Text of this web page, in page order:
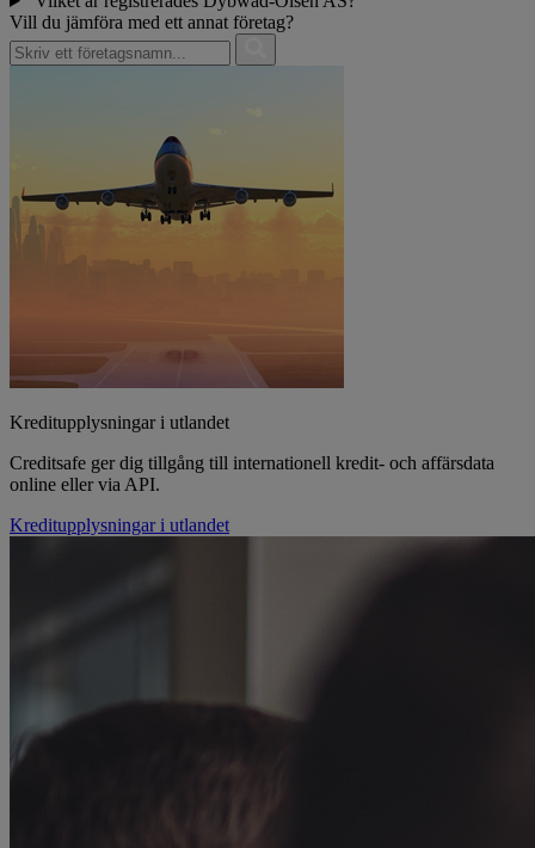
Vill du jämföra med ett annat företag?
Kreditupplysningar i utlandet
Creditsafe ger dig tillgång till internationell kredit- och affärsdata
online eller via API.
Kreditupplysningar i utlandet